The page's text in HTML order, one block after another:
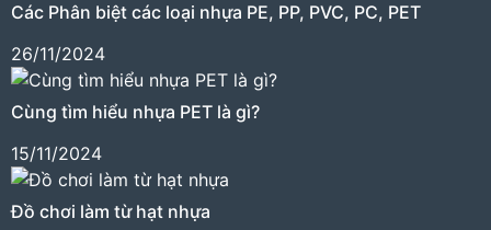
Các Phân biệt các loại nhựa PE, PP, PVC, PC, PET
26/11/2024
Cùng tìm hiểu nhựa PET là gì?
15/11/2024
Đồ chơi làm từ hạt nhựa